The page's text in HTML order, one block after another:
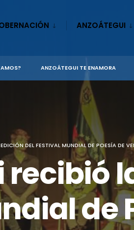
ANZOÁTEGUI
ANZOÁTEGUI TE ENAMORA
DEL FESTIVAL MUNDIAL DE POESÍA DE
de